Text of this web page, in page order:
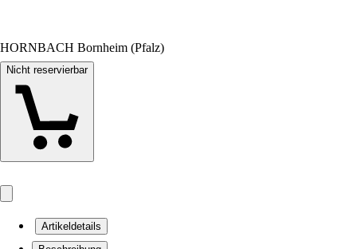
HORNBACH Bornheim (Pfalz)
Nicht reservierbar
Artikeldetails